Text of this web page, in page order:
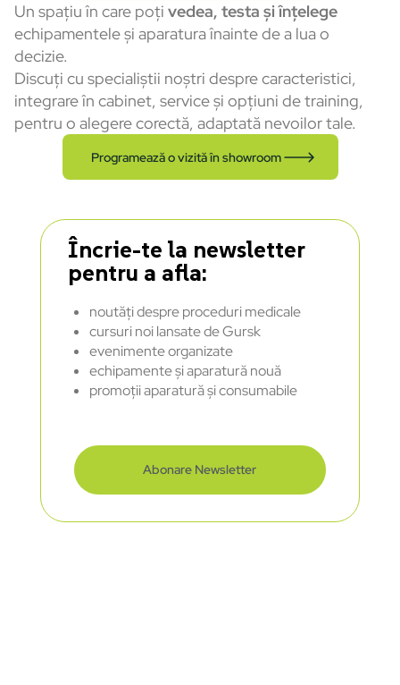
Un spațiu în care poți vedea, testa și înțelege
echipamentele și aparatura înainte de a lua o
decizie.
Discuți cu specialiștii noștri despre caracteristici,
integrare în cabinet, service și opțiuni de training,
pentru o alegere corectă, adaptată nevoilor tale.
Programează o vizită în showroom
Încrie-te la newsletter
pentru a afla:
noutăți despre proceduri medicale
cursuri noi lansate de Gursk
evenimente organizate
echipamente și aparatură nouă
promoții aparatură și consumabile
Abonare Newsletter